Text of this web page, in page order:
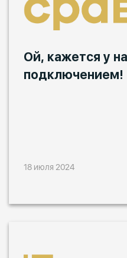
Ой, кажется у
подключением!
18 июля 2024